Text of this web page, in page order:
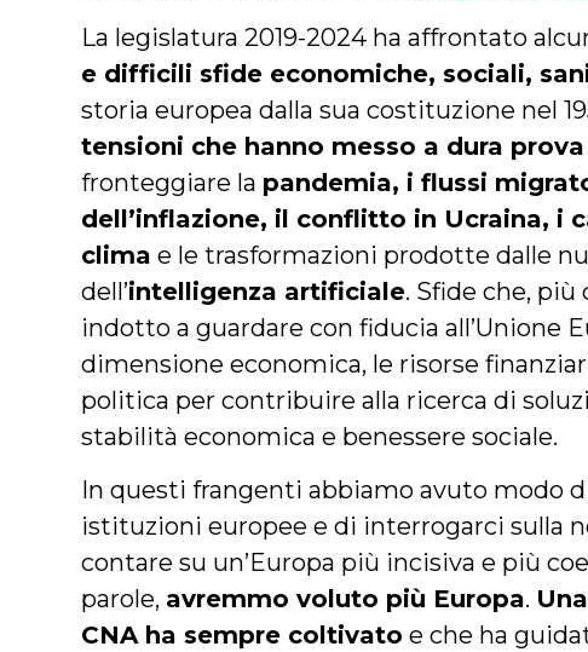
La legislatura 2019-2024 ha affrontato
e difficili sfide economiche, sociali,
storia europea dalla sua costituzione nel
tensioni che hanno messo a dura
fronteggiare la pandemia, i flussi
dell’inflazione, il conflitto in Ucraina, i
clima e le trasformazioni prodotte dalle
dell’intelligenza artificiale. Sfide che, più
indotto a guardare con fiducia all’Unione
dimensione economica, le risorse
politica per contribuire alla ricerca di
stabilità economica e benessere sociale.
In questi frangenti abbiamo avuto modo
istituzioni europee e di interrogarci sulla
contare su un’Europa più incisiva e più
parole, avremmo voluto più Europa.
CNA ha sempre coltivato e che ha